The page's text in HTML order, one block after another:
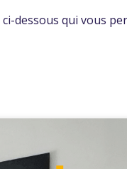
dessous qui vous